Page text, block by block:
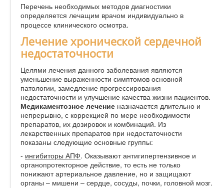
Перечень необходимых методов диагностики
определяется лечащим врачом индивидуально в
процессе клинического осмотра.
Лечение хронической сердечной
недостаточности
Целями лечения данного заболевания являются
уменьшение выраженности симптомов основной
патологии, замедление прогрессирования
недостаточности и улучшение качества жизни пациентов.
Медикаментозное лечение назначается длительно и
непрерывно, с коррекцией по мере необходимости
препаратов, их дозировок и комбинаций. Из
лекарственных препаратов при недостаточности
показаны следующие основные группы:
- ингибиторы АПФ. Оказывают антигипертензивное и
органопротекторное действие, то есть не только
понижают артериальное давление, но и защищают
органы – мишени – сердце, сосуды, почки, головной мозг.